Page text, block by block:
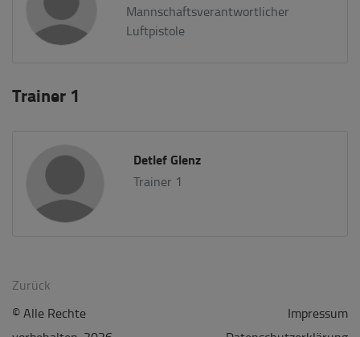
Mannschaftsverantwortlicher
Luftpistole
Trainer 1
Detlef Glenz
Trainer 1
Zurück
© Alle Rechte
Impressum